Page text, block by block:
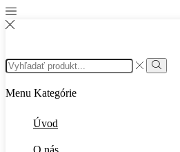
Search
input
Search
Menu Kategórie
Úvod